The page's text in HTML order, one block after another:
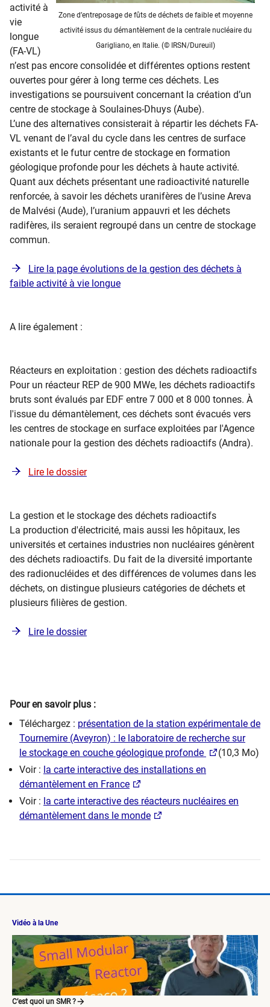
Zone d’entreposage de fûts de déchets de faible et moyenne
activité issus du démantèlement de la centrale nucléaire du
Garigliano, en Italie. (© IRSN/Dureuil)
activité à
vie
longue
(FA-VL)
n’est pas encore consolidée et différentes options restent
ouvertes pour gérer à long terme ces déchets. Les
investigations se poursuivent concernant la création d’un
centre de stockage à Soulaines-Dhuys (Aube).
L’une des alternatives consisterait à répartir les déchets FA-
VL venant de l’aval du cycle dans les centres de surface
existants et le futur centre de stockage en formation
géologique profonde pour les déchets à haute activité.
Quant aux déchets présentant une radioactivité naturelle
renforcée, à savoir les déchets uranifères de l’usine Areva
de Malvési (Aude), l’uranium appauvri et les déchets
radifères, ils seraient regroupé dans un centre de stockage
commun.
Lire la page évolutions de la gestion des déchets à
faible activité à vie longue
​A lire également :
Réacteurs en exploitation : gestion des déchets radioactifs
Pour un réacteur REP de 900 MWe, les déchets radioactifs
bruts sont évalués par EDF entre 7 000 et 8 000 tonnes. À
l'issue du démantèlement, ces déchets sont évacués vers
les centres de stockage en surface exploitées par l'Agence
nationale pour la gestion des déchets radioactifs (Andra).
Lire le dossier
La gestion et le stocka​ge des déchets radioactifs
La production d'électricité, mais aussi les hôpitaux, les
universités et certaines industries non nucléaires génèrent
des déchets radioactifs. Du fait de la diversité importante
des radionucléides et des différences de volumes dans les
déchets, on distingue plusieurs catégories de déchets et
plusieurs filières de gestion.
Lire le dossier
Pour en savoir plus :
​Téléchargez : présentation de la station e​xpérimentale de
Tournemire ​​(Aveyron) : le laboratoire de recherche sur
le stockage en couche géologique profond​e ​
(10,3 Mo)
Voir : la carte interactive des installations en
démantèlement en France
Voir : la carte interactive des réacteurs nucléaires en
démantèlement dans le monde
Vidéo à la Une
C’est quoi un SMR ?